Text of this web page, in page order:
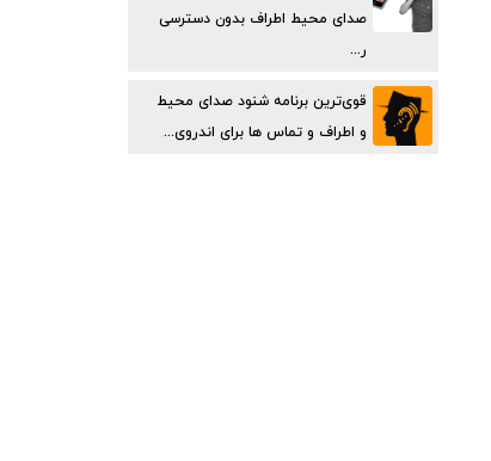
صدای محیط اطراف بدون دسترسی
ر...
قوی‌ترین برنامه شنود صدای محیط
و اطراف و تماس ها برای اندروی...